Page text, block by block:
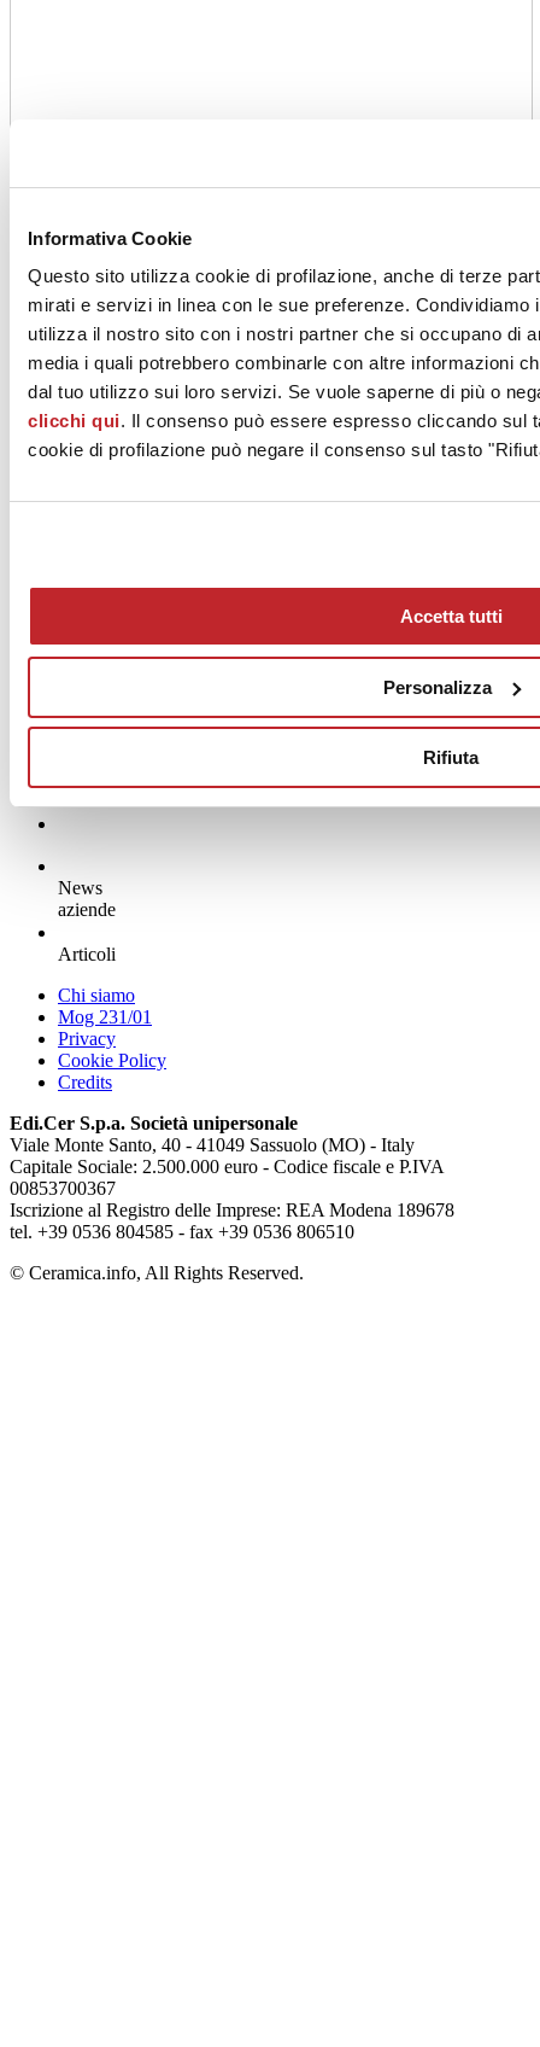
Informativa Cookie
Questo sito utilizza cookie di profilazione, anche di terze
mirati e servizi in linea con le sue preferenze.
utilizza il nostro sito con i nostri partner che si occupano di
media i quali potrebbero combinarle con altre informazioni
dal tuo utilizzo sui loro servizi. Se vuole saperne di più o
clicchi qui. Il consenso può essere espresso cliccando sul
cookie di profilazione può negare il consenso sul tasto
Accetta tutti
Personalizza
Rifiuta
News
aziende
Articoli
Chi siamo
Mog 231/01
Privacy
Cookie Policy
Credits
Edi.Cer S.p.a. Società unipersonale
Viale Monte Santo, 40 - 41049 Sassuolo (MO) - Italy
Capitale Sociale: 2.500.000 euro - Codice fiscale e P.IVA
00853700367
Iscrizione al Registro delle Imprese: REA Modena 189678
tel. +39 0536 804585 - fax +39 0536 806510
© Ceramica.info, All Rights Reserved.